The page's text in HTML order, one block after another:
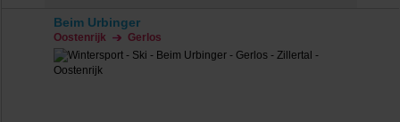
Beim Urbinger
Oostenrijk Gerlos